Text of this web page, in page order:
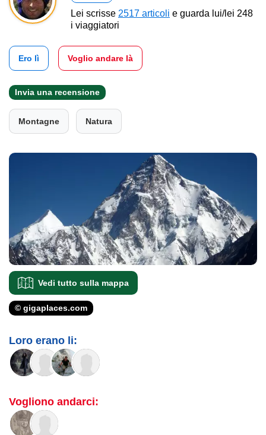
Lei scrisse 2517 articoli e guarda lui/lei 248
i viaggiatori
Ero lì Voglio andare là
Invia una recensione
Montagne Natura
Vedi tutto sulla mappa
© gigaplaces.com
Loro erano li:
Vogliono andarci: